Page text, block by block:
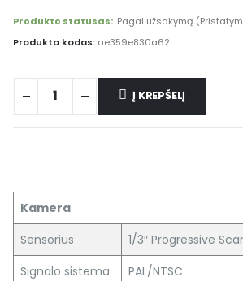
Produkto statusas: Pagal užsakymą
Produkto kodas: ae359e830a62
Į KREPŠELĮ
Kamera
Sensorius
1/3″ Progressive
Signalo sistema
PAL/NTSC